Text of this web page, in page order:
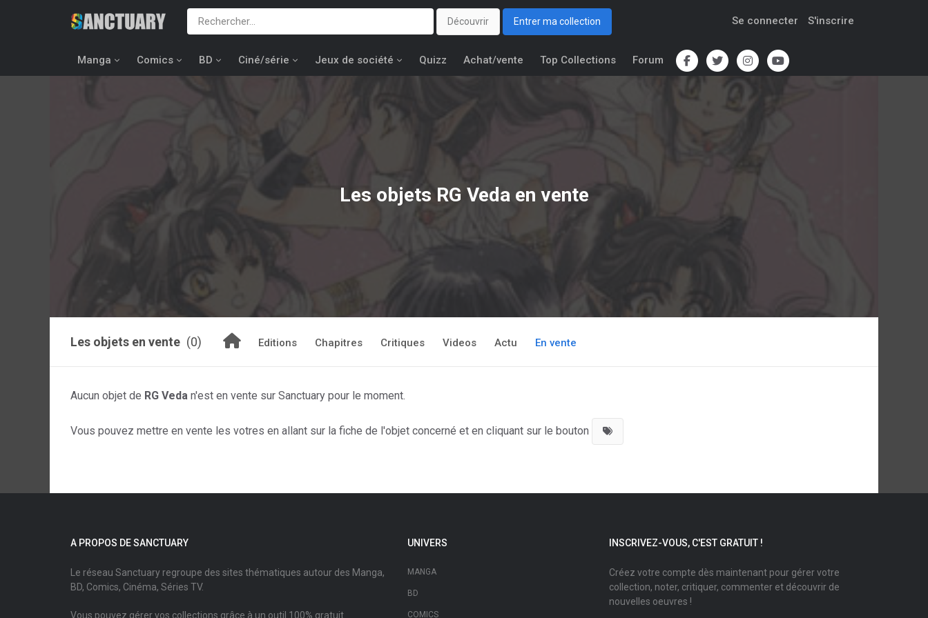
Découvrir Entrer ma collection Se connecter S'inscrire
Manga Comics BD Ciné/série Jeux de société Quizz Achat/vente Top Collections Forum
Les objets RG Veda en vente
Les objets en vente (0) Editions Chapitres Critiques Videos Actu En vente
Aucun objet de RG Veda n'est en vente sur Sanctuary pour le moment.
Vous pouvez mettre en vente les votres en allant sur la fiche de l'objet concerné et en cliquant sur le bouton
A PROPOS DE SANCTUARY
Le réseau Sanctuary regroupe des sites thématiques autour des Manga,
BD, Comics, Cinéma, Séries TV.
Vous pouvez gérer vos collections grâce à un outil 100% gratuit.
UNIVERS
MANGA
BD
COMICS
INSCRIVEZ-VOUS, C'EST GRATUIT !
Créez votre compte dès maintenant pour gérer votre
collection, noter, critiquer, commenter et découvrir de
nouvelles oeuvres !